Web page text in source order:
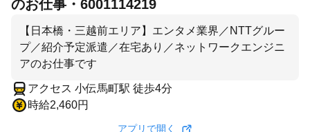
のお仕事・6001114219
【日本橋・三越前エリア】エンタメ業界／NTTグルー
プ／紹介予定派遣／在宅あり／ネットワークエンジニ
アのお仕事です
アクセス 小伝馬町駅 徒歩4分
時給2,460円
アプリで開く